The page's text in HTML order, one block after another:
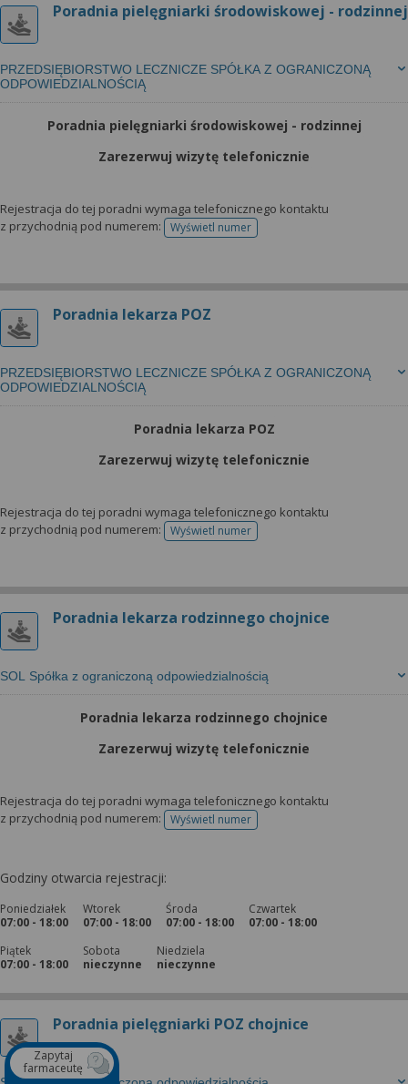
Poradnia pielęgniarki środowiskowej - rodzinnej
PRZEDSIĘBIORSTWO LECZNICZE SPÓŁKA Z OGRANICZONĄ
ODPOWIEDZIALNOŚCIĄ
Poradnia pielęgniarki środowiskowej - rodzinnej
Zarezerwuj wizytę telefonicznie
Rejestracja do tej poradni wymaga telefonicznego kontaktu
z przychodnią pod numerem:
Wyświetl numertelefonu do rejestracji
Poradnia lekarza POZ
PRZEDSIĘBIORSTWO LECZNICZE SPÓŁKA Z OGRANICZONĄ
ODPOWIEDZIALNOŚCIĄ
Poradnia lekarza POZ
Zarezerwuj wizytę telefonicznie
Rejestracja do tej poradni wymaga telefonicznego kontaktu
z przychodnią pod numerem:
Wyświetl numertelefonu do rejestracji
Poradnia lekarza rodzinnego chojnice
SOL Spółka z ograniczoną odpowiedzialnością
Poradnia lekarza rodzinnego chojnice
Zarezerwuj wizytę telefonicznie
Rejestracja do tej poradni wymaga telefonicznego kontaktu
z przychodnią pod numerem:
Wyświetl numertelefonu do rejestracji
Godziny otwarcia rejestracji:
Poniedziałek
07:00 - 18:00
Wtorek
07:00 - 18:00
Środa
07:00 - 18:00
Czwartek
07:00 - 18:00
Piątek
07:00 - 18:00
Sobota
nieczynne
Niedziela
nieczynne
Poradnia pielęgniarki POZ chojnice
Zapytaj
farmaceutę